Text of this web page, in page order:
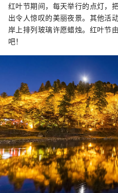
红叶节期间，每天举行的点灯，
出令人惊叹的美丽夜景。其他活
岸上排列玻璃许愿蜡烛。红叶节
吧！